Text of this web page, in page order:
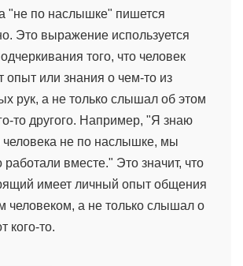
"не по наслышке" пишется
Это выражение используется
того, что человек
опыт или знания о чем-то из
рук, а не только слышал об этом
то другого. Например, "Я знаю
человека не по наслышке, мы
работали вместе." Это значит, что
имеет личный опыт общения
человеком, а не только слышал о
кого-то.